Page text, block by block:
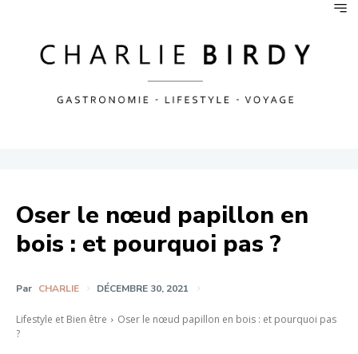
Oser le nœud papillon en
bois : et pourquoi pas ?
Par CHARLIE DÉCEMBRE 30, 2021
Lifestyle et Bien être
Oser le nœud papillon en bois : et pourquoi pas
?